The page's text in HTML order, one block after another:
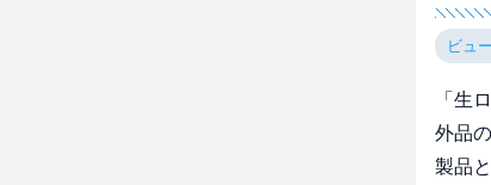
ビュ
「生
外品
製品